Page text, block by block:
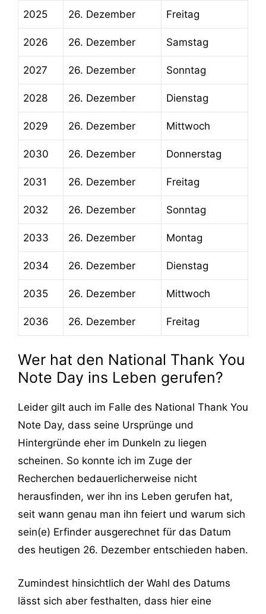
2025 26. Dezember Freitag
2026 26. Dezember Samstag
2027 26. Dezember Sonntag
2028 26. Dezember Dienstag
2029 26. Dezember Mittwoch
2030 26. Dezember Donnerstag
2031 26. Dezember Freitag
2032 26. Dezember Sonntag
2033 26. Dezember Montag
2034 26. Dezember Dienstag
2035 26. Dezember Mittwoch
2036 26. Dezember Freitag
Wer hat den National Thank You
Note Day ins Leben gerufen?
Leider gilt auch im Falle des National Thank You
Note Day, dass seine Ursprünge und
Hintergründe eher im Dunkeln zu liegen
scheinen. So konnte ich im Zuge der
Recherchen bedauerlicherweise nicht
herausfinden, wer ihn ins Leben gerufen hat,
seit wann genau man ihn feiert und warum sich
sein(e) Erfinder ausgerechnet für das Datum
des heutigen 26. Dezember entschieden haben.
Zumindest hinsichtlich der Wahl des Datums
lässt sich aber festhalten, dass hier eine